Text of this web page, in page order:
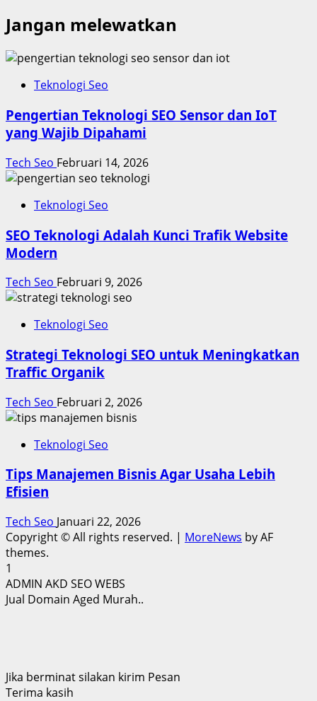
Jangan melewatkan
Teknologi Seo
Pengertian Teknologi SEO Sensor dan IoT
yang Wajib Dipahami
Tech Seo Februari 14, 2026
Teknologi Seo
SEO Teknologi Adalah Kunci Trafik Website
Modern
Tech Seo Februari 9, 2026
Teknologi Seo
Strategi Teknologi SEO untuk Meningkatkan
Traffic Organik
Tech Seo Februari 2, 2026
Teknologi Seo
Tips Manajemen Bisnis Agar Usaha Lebih
Efisien
Tech Seo Januari 22, 2026
Copyright © All rights reserved. | MoreNews by AF
themes.
1
ADMIN AKD SEO WEBS
Jual Domain Aged Murah..
Jika berminat silakan kirim Pesan
Terima kasih